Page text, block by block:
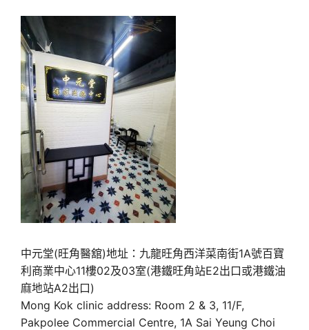
中元堂(旺角醫舘)地址：九龍旺角西洋菜南街1A號百寶
利商業中心11樓02及03室(港鐵旺角站E2出口或港鐵油
麻地站A2出口)
Mong Kok clinic address: Room 2 & 3, 11/F,
Pakpolee Commercial Centre, 1A Sai Yeung Choi